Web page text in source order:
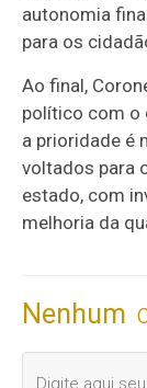
autonomia
para os
Ao final,
político com o
a prioridade é
voltados para
estado, com
melhoria da
Nenhum